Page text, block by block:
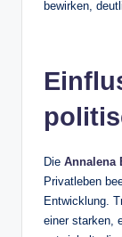
bewirken,
Die Annalena
Privatleben
Entwicklung.
einer starken,